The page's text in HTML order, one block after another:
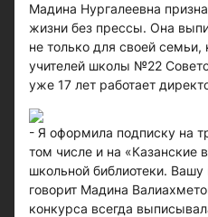
Мадина Нургалеевна
жизни без прессы. Она
не только для своей семьи,
учителей школы №22
уже 17 лет работает
- Я оформила подписку на
том числе и на «Казанские
школьной библиотеки.
говорит Мадина
конкурса всегда